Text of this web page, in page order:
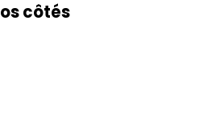
côtés